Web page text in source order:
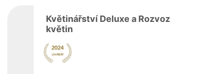
Květinářství Deluxe a Rozvoz
květin